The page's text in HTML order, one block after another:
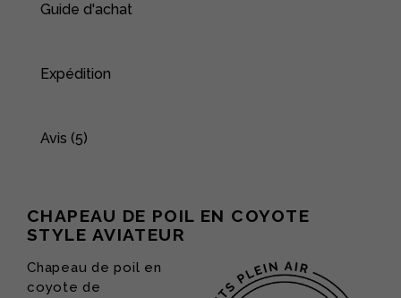
Guide d'achat
Expédition
Avis (5)
CHAPEAU DE POIL EN COYOTE
STYLE AVIATEUR
Chapeau de poil en
coyote de